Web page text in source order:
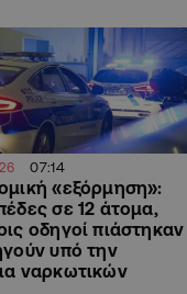
07:14
«εξόρμηση»:
σε 12 άτομα,
οδηγοί πιάστηκαν
υπό την
ναρκωτικών